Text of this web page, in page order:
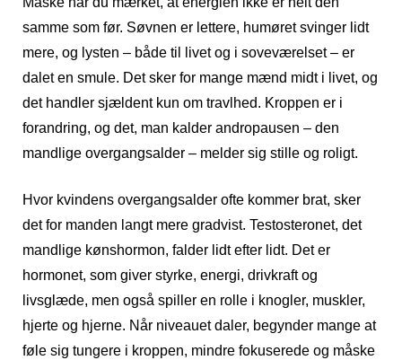
samme som før. Søvnen er lettere, humøret svinger lidt
mere, og lysten – både til livet og i soveværelset – er
dalet en smule. Det sker for mange mænd midt i livet, og
det handler sjældent kun om travlhed. Kroppen er i
forandring, og det, man kalder andropausen – den
mandlige overgangsalder – melder sig stille og roligt.
Hvor kvindens overgangsalder ofte kommer brat, sker
det for manden langt mere gradvist. Testosteronet, det
mandlige kønshormon, falder lidt efter lidt. Det er
hormonet, som giver styrke, energi, drivkraft og
livsglæde, men også spiller en rolle i knogler, muskler,
hjerte og hjerne. Når niveauet daler, begynder mange at
føle sig tungere i kroppen, mindre fokuserede og måske